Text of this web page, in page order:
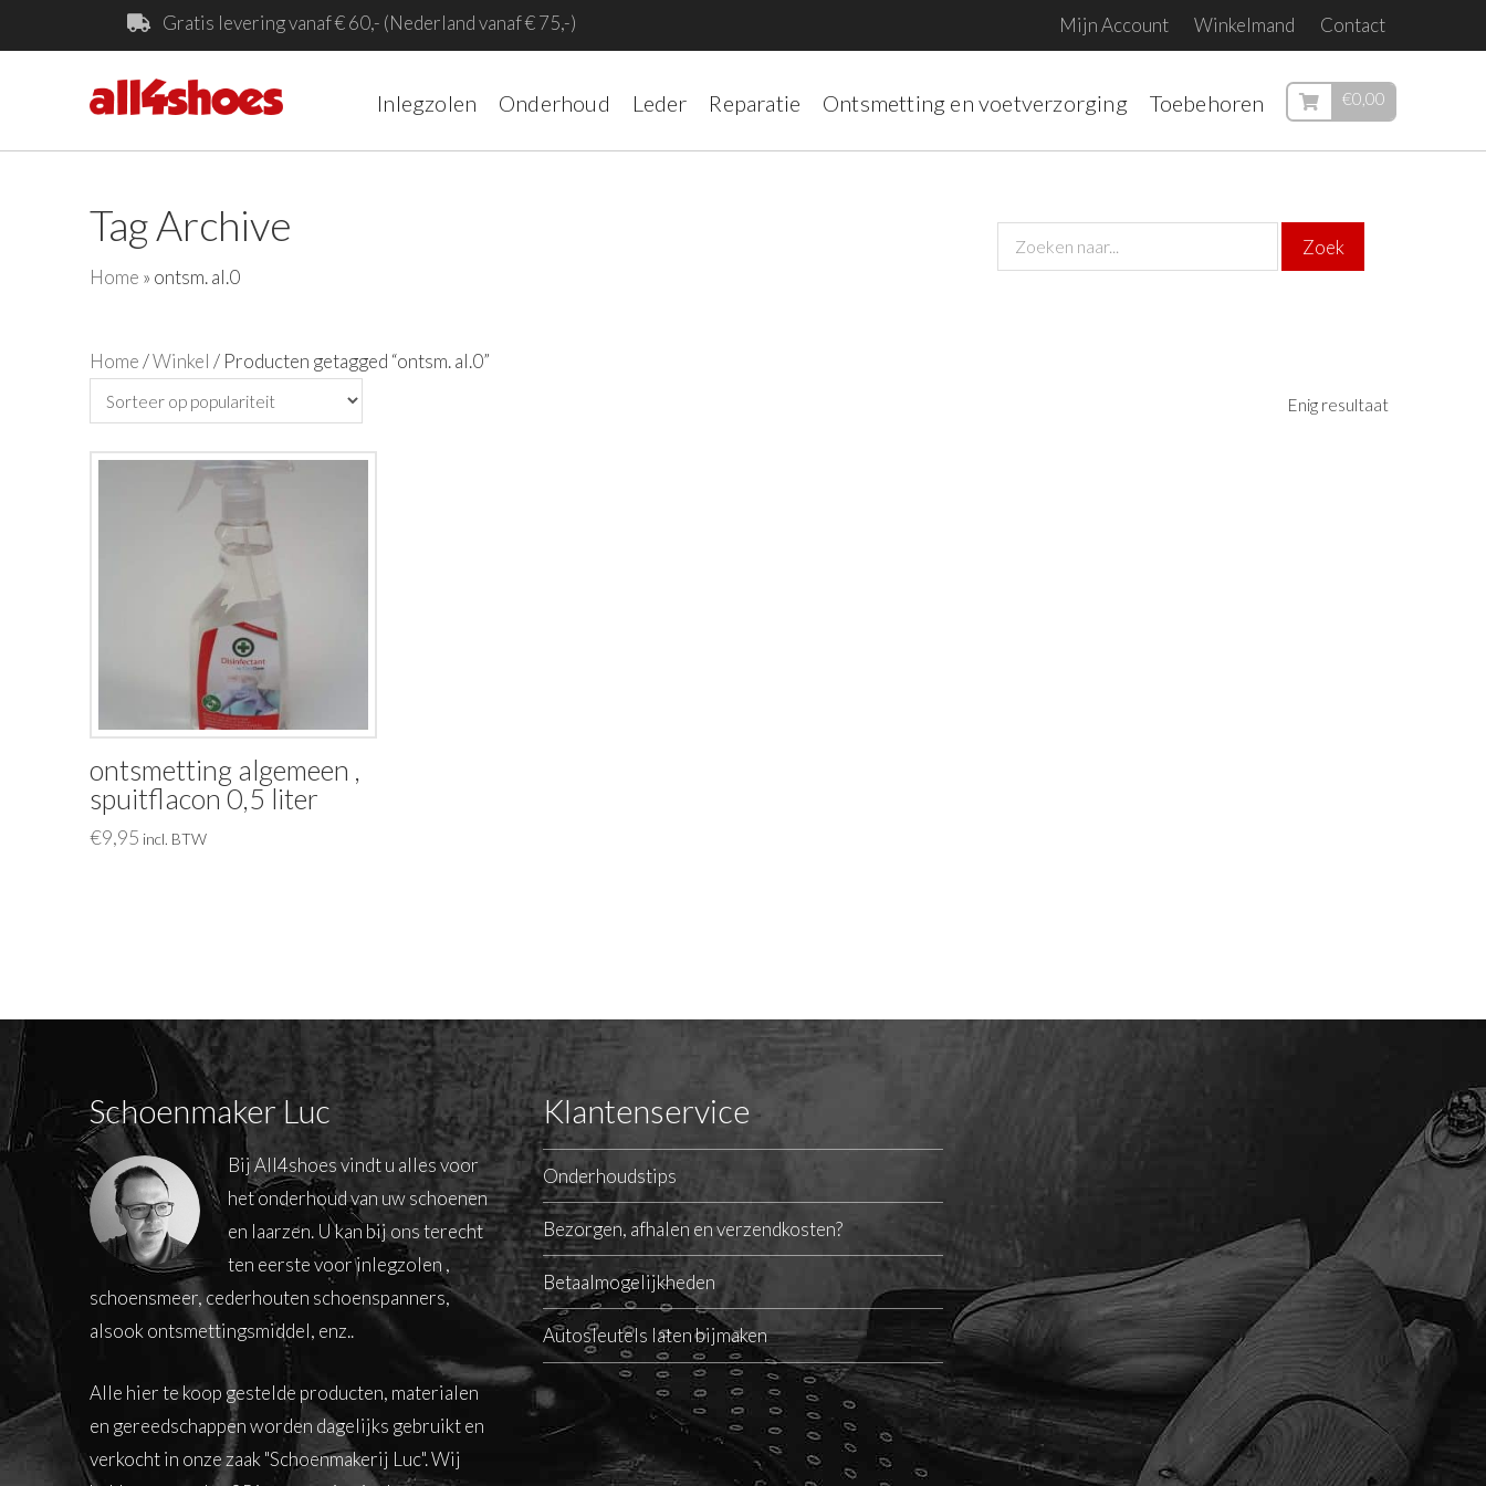
Gratis levering vanaf € 60,- (Nederland vanaf € 75,-) Mijn Account Winkelmand Contact
Inlegzolen Onderhoud Leder Reparatie Ontsmetting en voetverzorging Toebehoren €0,00
Tag Archive
Home » ontsm. al.0
Home/Winkel / Producten getagged “ontsm. al.0”
Enig resultaat
ontsmetting algemeen ,
spuitflacon 0,5 liter
€9,95 incl. BTW
Schoenmaker Luc
Bij All4shoes vindt u alles voor
het onderhoud van uw schoenen
en laarzen. U kan bij ons terecht
ten eerste voor inlegzolen ,
schoensmeer, cederhouten schoenspanners,
alsook ontsmettingsmiddel, enz..
Alle hier te koop gestelde producten, materialen
en gereedschappen worden dagelijks gebruikt en
verkocht in onze zaak "Schoenmakerij Luc". Wij
Klantenservice
Onderhoudstips
Bezorgen, afhalen en verzendkosten?
Betaalmogelijkheden
Autosleutels laten bijmaken